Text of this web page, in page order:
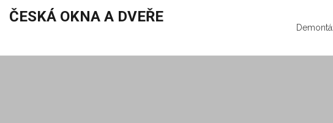
ČESKÁ OKNA A DVEŘE